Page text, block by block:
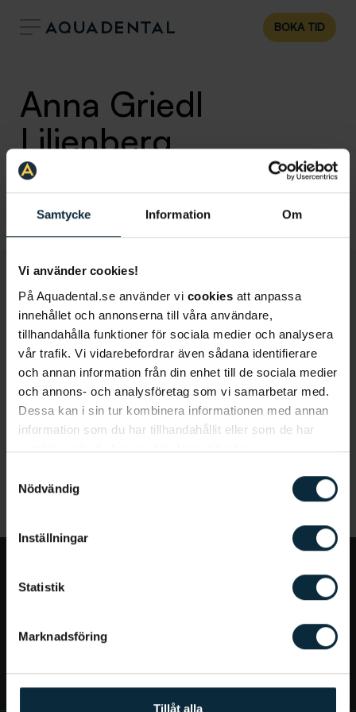
Samtycke Information Om
Vi använder cookies!
På Aquadental.se använder vi cookies att anpassa
innehållet och annonserna till våra användare,
tillhandahålla funktioner för sociala medier och analysera
vår trafik. Vi vidarebefordrar även sådana identifierare
och annan information från din enhet till de sociala medier
och annons- och analysföretag som vi samarbetar med.
Dessa kan i sin tur kombinera informationen med annan
information som du har tillhandahållit eller som de har
samlat in när du har använt deras tjänster.
Nödvändig
Inställningar
Statistik
Marknadsföring
Tillåt alla
BOKA TID
Anna Griedl
Liljenberg
Tandsköterska
Jag vill...
Bra att veta
Mer om Aqua Dental